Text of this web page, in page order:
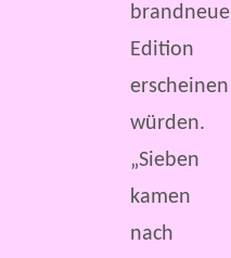
brandneue
Edition
erscheinen
würden.
„Sieben
kamen
nach